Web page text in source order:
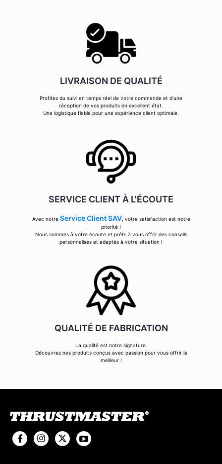
LIVRAISON DE QUALITÉ
Profitez du suivi en temps réel de votre commande et d'une
réception de vos produits en excellent état.
Une logistique fiable pour une expérience client optimale.
SERVICE CLIENT À L'ÉCOUTE
Avec notre Service Client SAV, votre satisfaction est notre
priorité !
Nous sommes à votre écoute et prêts à vous offrir des conseils
personnalisés et adaptés à votre situation !
QUALITÉ DE FABRICATION
La qualité est notre signature.
Découvrez nos produits conçus avec passion pour vous offrir le
meilleur !